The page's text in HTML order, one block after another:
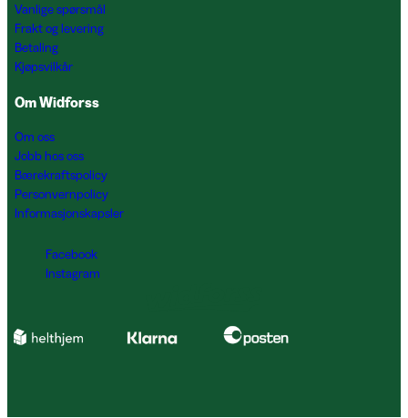
Vanlige spørsmål
Frakt og levering
Betaling
Kjøpsvilkår
Om Widforss
Om oss
Jobb hos oss
Bærekraftspolicy
Personvernpolicy
Informasjonskapsler
Facebook
Instagram